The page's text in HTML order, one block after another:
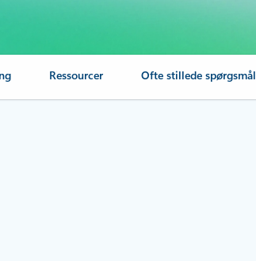
Ressourcer Ofte stillede spørgsmål